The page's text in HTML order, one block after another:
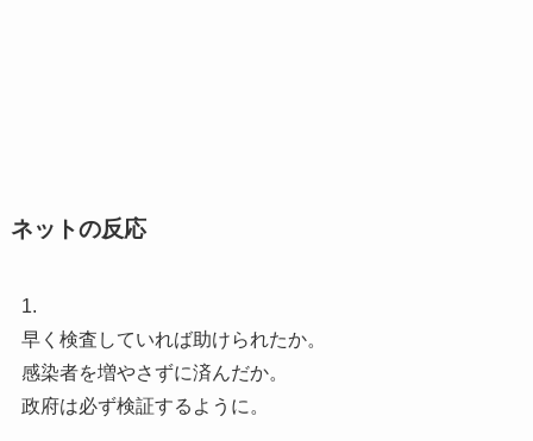
ネットの反応
1.
早く検査していれば助けられたか。
感染者を増やさずに済んだか。
政府は必ず検証するように。